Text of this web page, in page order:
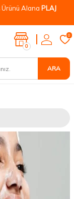
Alana PLAJ
ARA
0
0